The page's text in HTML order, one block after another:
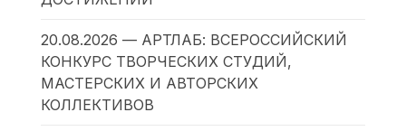
20.08.2026 — АРТЛАБ: ВСЕРОССИЙСКИЙ
КОНКУРС ТВОРЧЕСКИХ СТУДИЙ,
МАСТЕРСКИХ И АВТОРСКИХ
КОЛЛЕКТИВОВ